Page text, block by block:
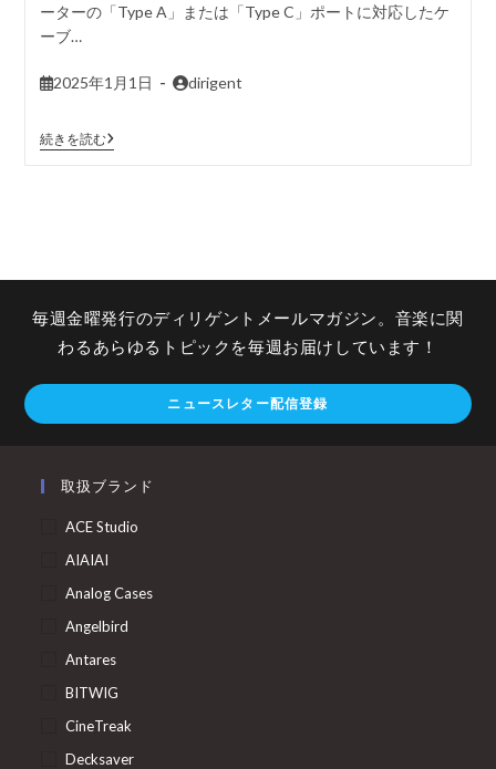
ーターの「Type A」または「Type C」ポートに対応したケ
ーブ…
2025年1月1日 dirigent
続きを読む
毎週金曜発行のディリゲントメールマガジン。音楽に関
わるあらゆるトピックを毎週お届けしています！
ニュースレター配信登録
取扱ブランド
ACE Studio
AIAIAI
Analog Cases
Angelbird
Antares
BITWIG
CineTreak
Decksaver